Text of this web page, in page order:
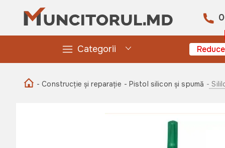
Categorii
- Construcție și reparație - Pistol silicon și spumă -